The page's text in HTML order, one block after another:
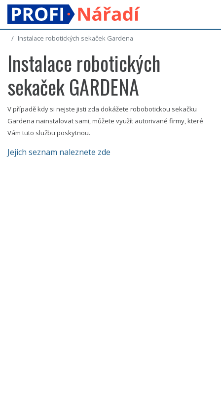
Instalace robotických sekaček Gardena
Instalace robotických
sekaček GARDENA
V případě kdy si nejste jisti zda dokážete robobotickou sekačku
Gardena nainstalovat sami, můžete využít autorivané firmy, které
Vám tuto službu poskytnou.
Jejich seznam naleznete zde